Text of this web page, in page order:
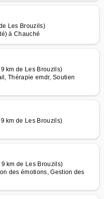
Les Brouzils)
à Chauché
km de Les Brouzils)
Thérapie emdr, Soutien
km de Les Brouzils)
km de Les Brouzils)
des émotions, Gestion des